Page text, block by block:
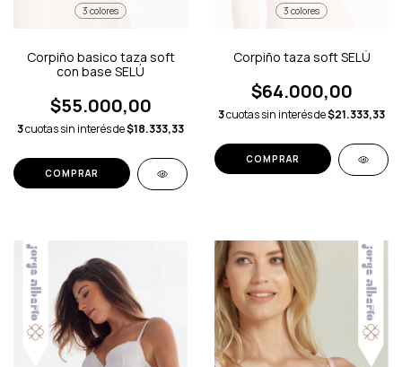
3 colores
Corpiño basico taza soft
con base SELÚ
$55.000,00
3cuotas sin interés de$18.333,33
COMPRAR
3 colores
Corpiño taza soft SELÚ
$64.000,00
3cuotas sin interés de$21.333,33
COMPRAR